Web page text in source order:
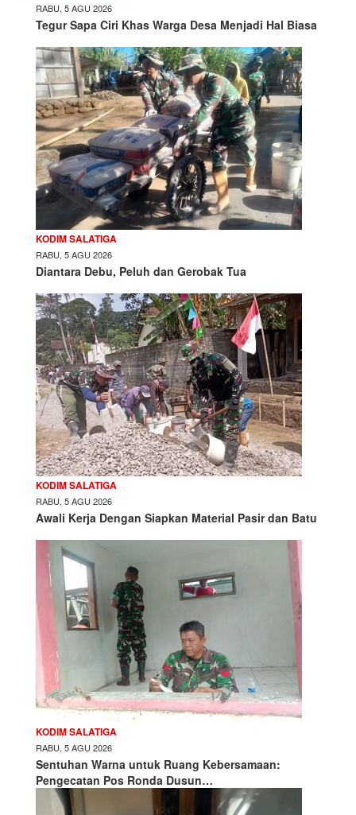
RABU, 5 AGU 2026
Tegur Sapa Ciri Khas Warga Desa Menjadi Hal Biasa
KODIM SALATIGA
RABU, 5 AGU 2026
Diantara Debu, Peluh dan Gerobak Tua
KODIM SALATIGA
RABU, 5 AGU 2026
Awali Kerja Dengan Siapkan Material Pasir dan Batu
KODIM SALATIGA
RABU, 5 AGU 2026
Sentuhan Warna untuk Ruang Kebersamaan:
Pengecatan Pos Ronda Dusun…